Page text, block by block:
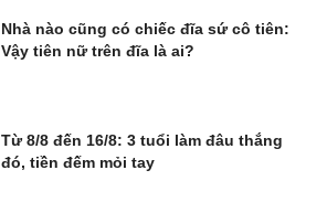
Nhà nào cũng có chiếc đĩa sứ cô tiên:
Vậy tiên nữ trên đĩa là ai?
Từ 8/8 đến 16/8: 3 tuổi làm đâu thắng
đó, tiền đếm mỏi tay